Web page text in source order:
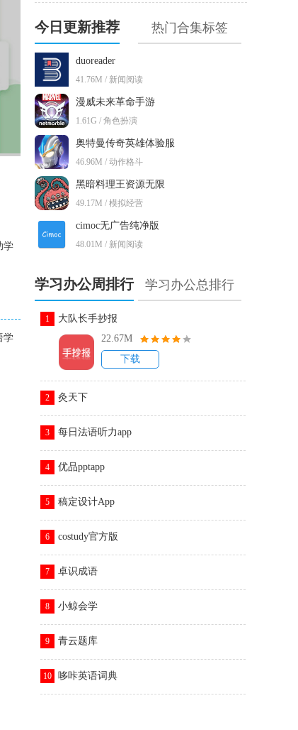
学
学
今日更新推荐 热门合集标签
duoreader
41.76M / 新闻阅读
漫威未来革命手游
1.61G / 角色扮演
奥特曼传奇英雄体验服
46.96M / 动作格斗
黑暗料理王资源无限
49.17M / 模拟经营
cimoc无广告纯净版
48.01M / 新闻阅读
学习办公周排行 学习办公总排行
1
大队长手抄报
22.67M
下载
2 灸天下
3 每日法语听力app
4 优品pptapp
5 稿定设计App
6 costudy官方版
7 卓识成语
8 小鲸会学
9 青云题库
10 哆咔英语词典